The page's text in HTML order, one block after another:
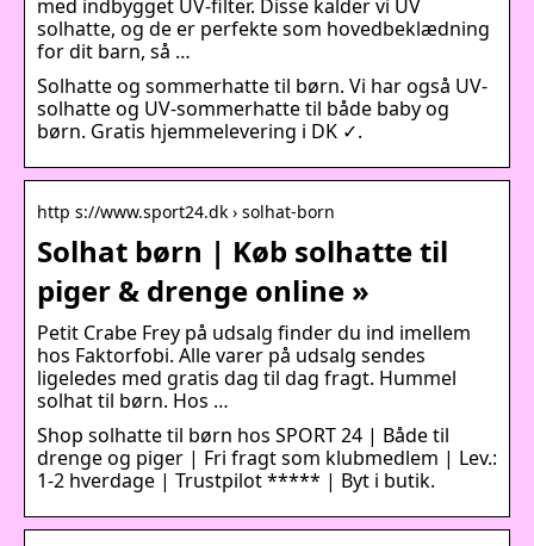
med indbygget UV-filter. Disse kalder vi UV
solhatte, og de er perfekte som hovedbeklædning
for dit barn, så …
Solhatte og sommerhatte til børn. Vi har også UV-
solhatte og UV-sommerhatte til både baby og
børn. Gratis hjemmelevering i DK ✓.
http s://www.sport24.dk › solhat-born
Solhat børn | Køb solhatte til
piger & drenge online »
Petit Crabe Frey på udsalg finder du ind imellem
hos Faktorfobi. Alle varer på udsalg sendes
ligeledes med gratis dag til dag fragt. Hummel
solhat til børn. Hos …
Shop solhatte til børn hos SPORT 24 | Både til
drenge og piger | Fri fragt som klubmedlem | Lev.:
1-2 hverdage | Trustpilot ***** | Byt i butik.